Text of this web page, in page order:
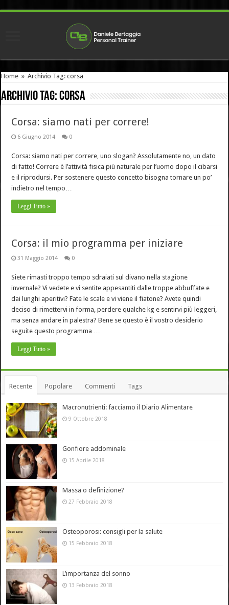
Home » Archivio Tag: corsa
Archivio Tag:corsa
Corsa: siamo nati per correre!
6 Giugno 2014 0
Corsa: siamo nati per correre, uno slogan? Assolutamente no, un dato
di fatto! Correre è l’attività fisica più naturale per l’uomo dopo il cibarsi
e il riprodursi. Per sostenere questo concetto bisogna tornare un po’
indietro nel tempo…
Leggi Tutto »
Corsa: il mio programma per iniziare
31 Maggio 2014 0
Siete rimasti troppo tempo sdraiati sul divano nella stagione
invernale? Vi vedete e vi sentite appesantiti dalle troppe abbuffate e
dai lunghi aperitivi? Fate le scale e vi viene il fiatone? Avete quindi
deciso di rimettervi in forma, perdere qualche kg e sentirvi più leggeri,
ma senza andare in palestra? Bene se questo è il vostro desiderio
seguite questo programma …
Leggi Tutto »
Recente Popolare Commenti Tags
Macronutrienti: facciamo il Diario Alimentare
9 Ottobre 2018
Gonfiore addominale
15 Aprile 2018
Massa o definizione?
27 Febbraio 2018
Osteoporosi: consigli per la salute
15 Febbraio 2018
L’importanza del sonno
13 Febbraio 2018